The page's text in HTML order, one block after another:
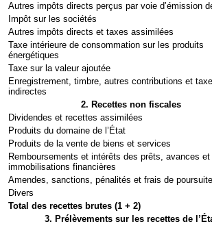
Autres impôts directs perçus par voie d’émission
Impôt sur les sociétés
Autres impôts directs et taxes assimilées
Taxe intérieure de consommation sur les produits
énergétiques
Taxe sur la valeur ajoutée
Enregistrement, timbre, autres contributions et
indirectes
2. Recettes non fiscales
Dividendes et recettes assimilées
Produits du domaine de l’État
Produits de la vente de biens et services
Remboursements et intérêts des prêts, avances et
immobilisations financières
Amendes, sanctions, pénalités et frais de
Divers
Total des recettes brutes (1 + 2)
3. Prélèvements sur les recettes de